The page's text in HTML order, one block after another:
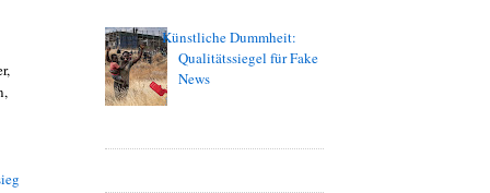
Künstliche Dummheit:
Qualitätssiegel für Fake
News